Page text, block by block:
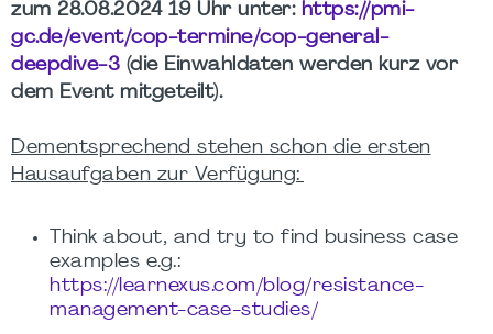
zum 28.08.2024 19 Uhr unter: https://pmi-
gc.de/event/cop-termine/cop-general-
deepdive-3 (die Einwahldaten werden kurz vor
dem Event mitgeteilt).
Dementsprechend stehen schon die ersten
Hausaufgaben zur Verfügung:
Think about, and try to find business case
examples e.g.:
https://learnexus.com/blog/resistance-
management-case-studies/